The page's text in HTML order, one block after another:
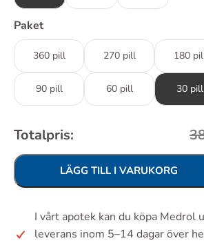
Paket
360 pill 270 pill 180
90 pill 60 pill 30 pill
Totalpris:
LÄGG TILL I VARUKORG
I vårt apotek kan du köpa Medrol
leverans inom 5–14 dagar över